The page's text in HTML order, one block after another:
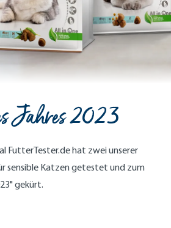
Jahres 2023
FutterTester.de hat zwei unserer
sensible Katzen getestet und zum
gekürt.